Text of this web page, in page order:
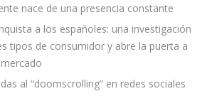
nace de una presencia constante
a los españoles: una investigación
tipos de consumidor y abre la puerta a
al “doomscrolling” en redes sociales